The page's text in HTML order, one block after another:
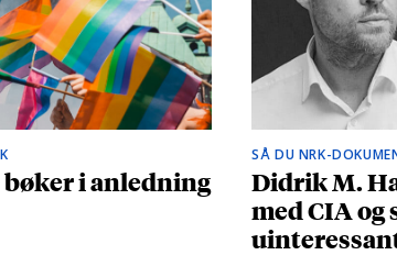
i anledning
SÅ DU NRK-
Didrik M.
med CIA og